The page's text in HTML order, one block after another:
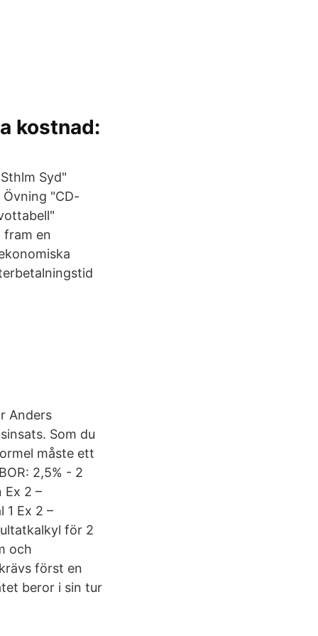
kostnad:
Syd"
"CD-
fram en
Anders
Som du
måste ett
2,5% - 2
Ex 2 –
1 Ex 2 –
för 2
och
först en
beror i sin tur